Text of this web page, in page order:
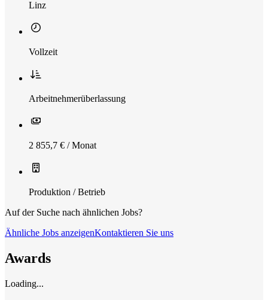
Linz
Vollzeit
Arbeitnehmerüberlassung
2 855,7 € / Monat
Produktion / Betrieb
Auf der Suche nach ähnlichen Jobs?
Ähnliche Jobs anzeigenKontaktieren Sie uns
Awards
Loading...